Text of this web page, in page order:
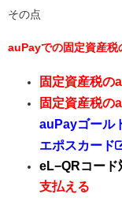
その点
auPayでの固定資産税
固定資産税の
固定資産税の
auPayゴール
エポスカード
eL−QRコード
支払える